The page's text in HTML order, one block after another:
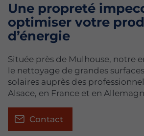
Une propreté
optimiser votre
d’énergie
Située près de Mulhouse, notre
le nettoyage de grandes
solaires auprès des
Alsace, en France et en
Contact